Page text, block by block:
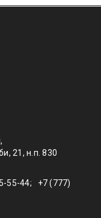
21, н.п. 830
55-44; +7 (777)